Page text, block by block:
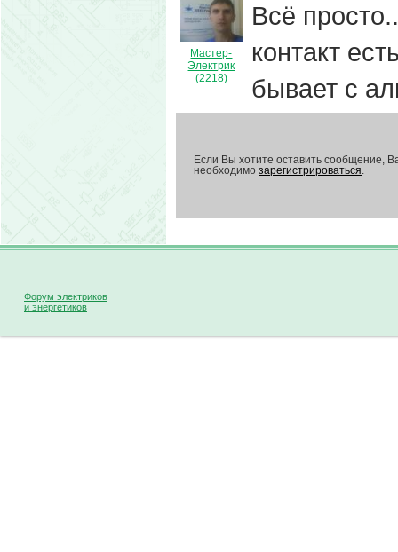
Мастер-
Электрик
(2218)
Всё
контакт
бывает с
Если Вы хотите оставить сообщение,
необходимо зарегистрироваться.
Форум электриков
и энергетиков